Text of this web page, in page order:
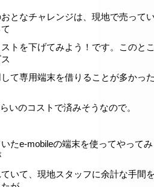
となチャレンジは、現地で売って
トを下げてみよう！です。このと
して専用端末を借りることが多かっ
いのコストで済みそうなので。
たe-mobileの端末を使ってやって
ていて、現地スタッフに余計な手間